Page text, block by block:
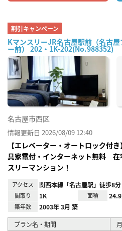
割引キャンペーン
KマンスリーJR名古屋駅前（名古
ー前） 202・1K-202(No.988352)
名古屋市西区
情報更新日 2026/08/09 12:40
【エレベーター・オートロック付
具家電付・インターネット無料 在
スリーマンション！
アクセス 関西本線「名古屋駅」徒歩8分
間取り 1K 面積
築年数 2003年 3月 築
プラン名・期間